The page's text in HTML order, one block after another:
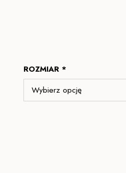
ROZMIAR *